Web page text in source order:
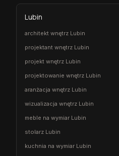
Lubin
architekt wnętrz Lubin
projektant wnętrz Lubin
projekt wnętrz Lubin
projektowanie wnętrz Lubin
aranżacja wnętrz Lubin
wizualizacja wnętrz Lubin
meble na wymiar Lubin
stolarz Lubin
kuchnia na wymiar Lubin